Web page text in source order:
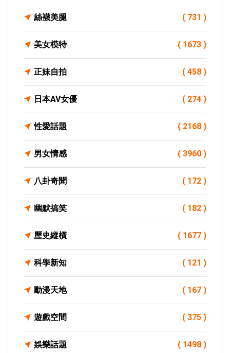
絲襪美腿 ( 731 )
美女模特 ( 1673 )
正妹自拍 ( 458 )
日本AV女優 ( 274 )
性愛話題 ( 2168 )
男女情感 ( 3960 )
八卦奇聞 ( 172 )
幽默搞笑 ( 182 )
歷史縱橫 ( 1677 )
科學新知 ( 121 )
動漫天地 ( 167 )
遊戲空間 ( 375 )
娛樂話題 ( 1498 )